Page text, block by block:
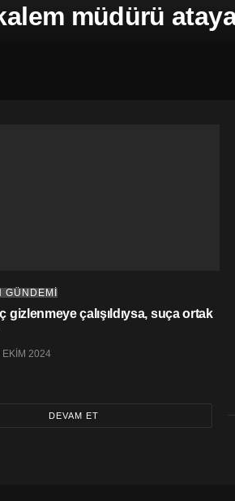
müdürü
GÜNDEMİ
gizlenmeye çalışıldıysa, suça ortak
2024
DEVAM ET